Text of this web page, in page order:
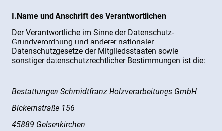
I.Name und Anschrift des Verantwortlichen
Der Verantwortliche im Sinne der Datenschutz-
Grundverordnung und anderer nationaler
Datenschutzgesetze der Mitgliedsstaaten sowie
sonstiger datenschutzrechtlicher Bestimmungen ist die:
Bestattungen Schmidtfranz Holzverarbeitungs GmbH
Bickernstraße 156
45889 Gelsenkirchen